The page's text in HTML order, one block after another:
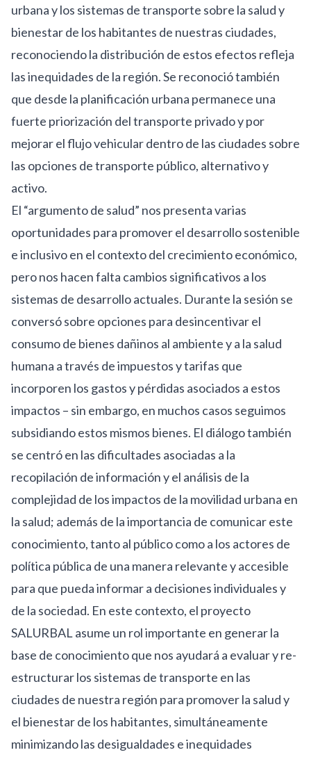
urbana y los sistemas de transporte sobre la salud y
bienestar de los habitantes de nuestras ciudades,
reconociendo la distribución de estos efectos refleja
las inequidades de la región. Se reconoció también
que desde la planificación urbana permanece una
fuerte priorización del transporte privado y por
mejorar el flujo vehicular dentro de las ciudades sobre
las opciones de transporte público, alternativo y
activo.
El “argumento de salud” nos presenta varias
oportunidades para promover el desarrollo sostenible
e inclusivo en el contexto del crecimiento económico,
pero nos hacen falta cambios significativos a los
sistemas de desarrollo actuales. Durante la sesión se
conversó sobre opciones para desincentivar el
consumo de bienes dañinos al ambiente y a la salud
humana a través de impuestos y tarifas que
incorporen los gastos y pérdidas asociados a estos
impactos – sin embargo, en muchos casos seguimos
subsidiando estos mismos bienes. El diálogo también
se centró en las dificultades asociadas a la
recopilación de información y el análisis de la
complejidad de los impactos de la movilidad urbana en
la salud; además de la importancia de comunicar este
conocimiento, tanto al público como a los actores de
política pública de una manera relevante y accesible
para que pueda informar a decisiones individuales y
de la sociedad. En este contexto, el proyecto
SALURBAL asume un rol importante en generar la
base de conocimiento que nos ayudará a evaluar y re-
estructurar los sistemas de transporte en las
ciudades de nuestra región para promover la salud y
el bienestar de los habitantes, simultáneamente
minimizando las desigualdades e inequidades